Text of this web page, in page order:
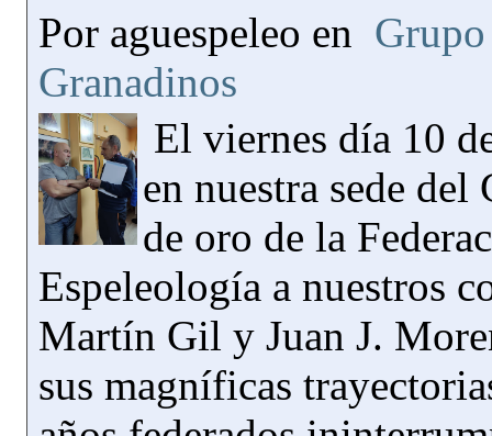
Por aguespeleo en
Granadinos
El viernes día 10
en nuestra sede
de oro de la
Espeleología a nuestros
Martín Gil y Juan J.
sus magníficas